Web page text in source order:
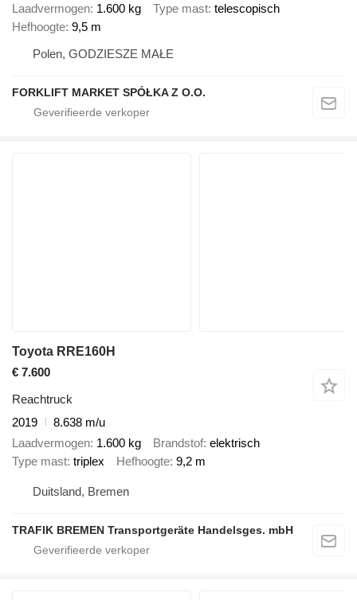
Laadvermogen 1.600 kg Type mast telescopisch
Hefhoogte 9,5 m
Polen, GODZIESZE MAŁE
FORKLIFT MARKET SPÓŁKA Z O.O.
Toyota RRE160H
€ 7.600
Reachtruck
2019
8.638 m/u
Laadvermogen 1.600 kg Brandstof elektrisch
Type mast triplex Hefhoogte 9,2 m
Duitsland, Bremen
TRAFIK BREMEN Transportgeräte Handelsges. mbH